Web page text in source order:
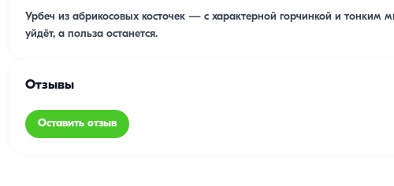
Урбеч из абрикосовых косточек — с характерной горчинкой и
уйдёт, а польза останется.
Отзывы
Оставить отзыв